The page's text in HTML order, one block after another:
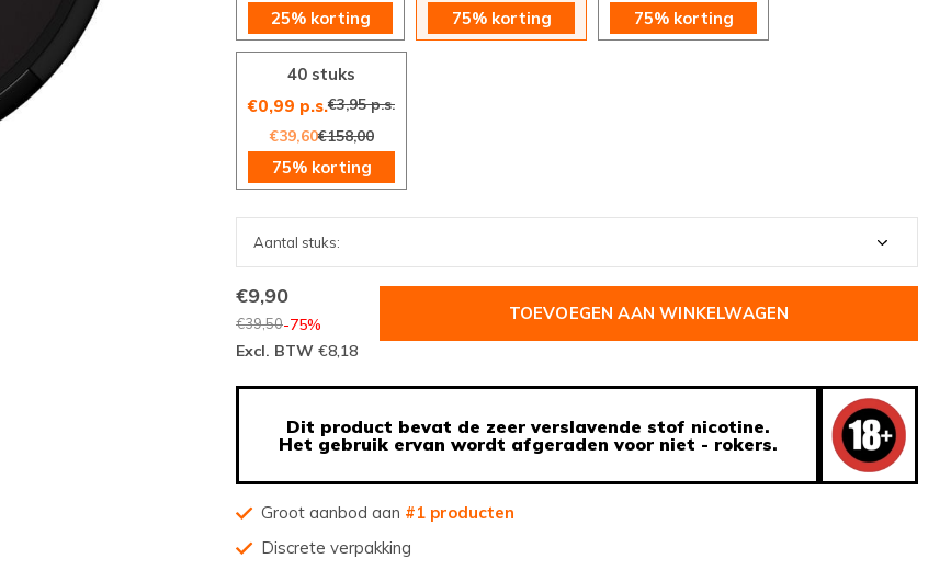
25% korting 75% korting 75% korting
40 stuks
€0,99 p.s.€3,95 p.s.
€39,60€158,00
75% korting
€9,90
€39,50-75%
Excl. BTW €8,18
TOEVOEGEN AAN WINKELWAGEN
Dit product bevat de zeer verslavende stof nicotine.
Het gebruik ervan wordt afgeraden voor niet - rokers.
Groot aanbod aan #1 producten
Discrete verpakking